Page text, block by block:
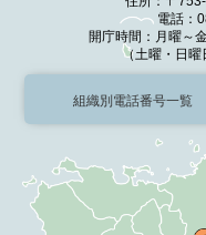
電話：
開庁時間：月曜～
（土曜・日曜
組織別電話番号一覧